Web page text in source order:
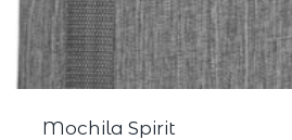
Mochila Spirit